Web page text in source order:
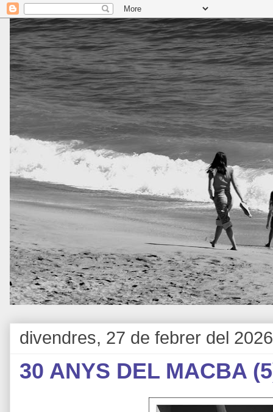
divendres, 27 de febrer del 2026
30 ANYS DEL MACBA